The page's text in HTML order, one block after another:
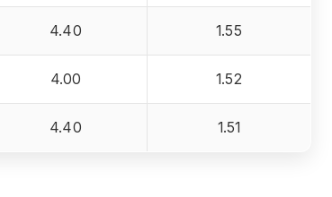
4.40 1.55
4.00 1.52
4.40 1.51